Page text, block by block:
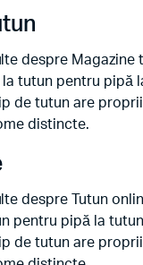
despre Magazine
tutun pentru pipă
de tutun are
distincte.
despre Tutun
pentru pipă la
de tutun are